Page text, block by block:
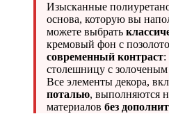
Изысканные
основа, которую вы
можете выбрать
кремовый фон с
современный контраст:
столешницу с
Все элементы декора,
поталью, выполняются
материалов без